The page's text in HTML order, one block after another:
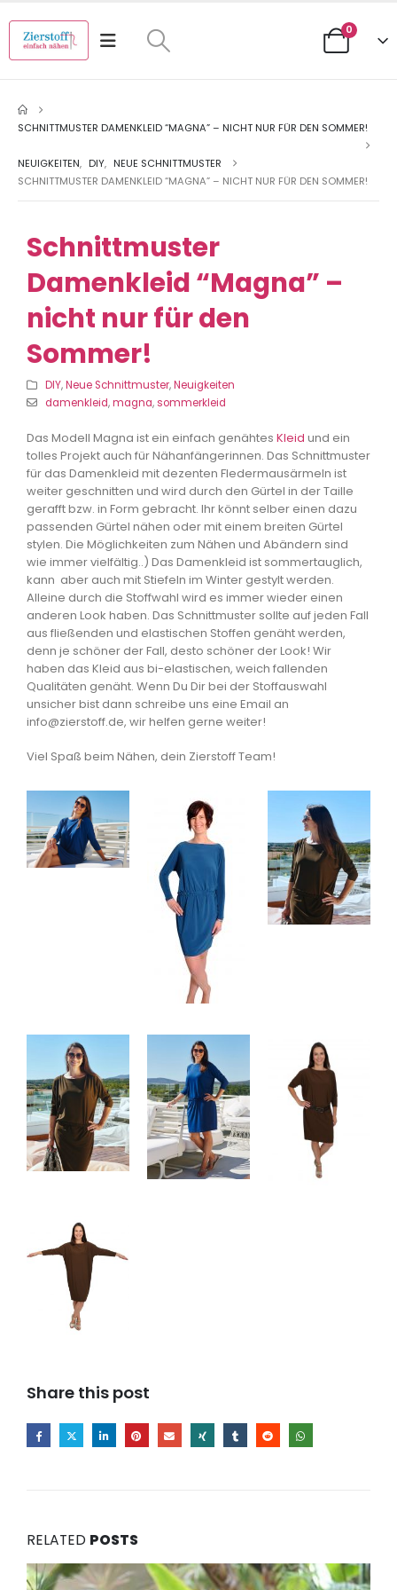
0
SCHNITTMUSTER DAMENKLEID “MAGNA” – NICHT NUR FÜR DEN SOMMER!
NEUIGKEITEN, DIY, NEUE SCHNITTMUSTER
SCHNITTMUSTER DAMENKLEID “MAGNA” – NICHT NUR FÜR DEN SOMMER!
Schnittmuster
Damenkleid “Magna” –
nicht nur für den
Sommer!
DIY,Neue Schnittmuster,Neuigkeiten
damenkleid,magna,sommerkleid
Das Modell Magna ist ein einfach genähtes Kleid und ein
tolles Projekt auch für Nähanfängerinnen. Das Schnittmuster
für das Damenkleid mit dezenten Fledermausärmeln ist
weiter geschnitten und wird durch den Gürtel in der Taille
gerafft bzw. in Form gebracht. Ihr könnt selber einen dazu
passenden Gürtel nähen oder mit einem breiten Gürtel
stylen. Die Möglichkeiten zum Nähen und Abändern sind
wie immer vielfältig..) Das Damenkleid ist sommertauglich,
kann aber auch mit Stiefeln im Winter gestylt werden.
Alleine durch die Stoffwahl wird es immer wieder einen
anderen Look haben. Das Schnittmuster sollte auf jeden Fall
aus fließenden und elastischen Stoffen genäht werden,
denn je schöner der Fall, desto schöner der Look! Wir
haben das Kleid aus bi-elastischen, weich fallenden
Qualitäten genäht. Wenn Du Dir bei der Stoffauswahl
unsicher bist dann schreibe uns eine Email an
info@zierstoff.de, wir helfen gerne weiter!
Viel Spaß beim Nähen, dein Zierstoff Team!
Share this post
RELATED POSTS